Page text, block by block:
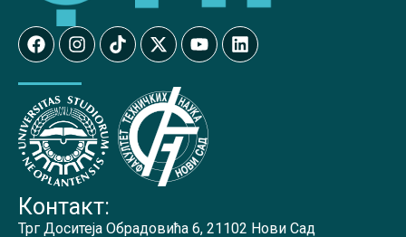
Контакт:
Трг Доситеја Обрадовића 6, 21102 Нови Сад